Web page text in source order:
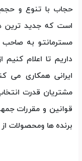
حجاب با تنوع و حجم
است که جدید ترین
مسترمانتو به صاحب
ایرانی همکاری می
مشتریان قدرت
قوانین و مقررات
برنده ها ومحصولات